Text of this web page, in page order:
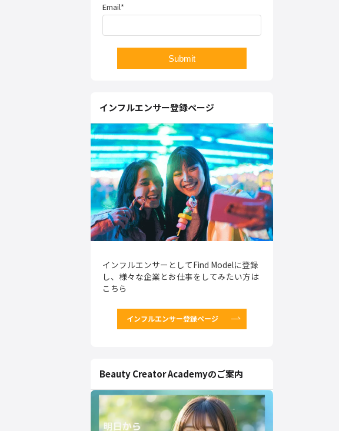
Email*
インフルエンサー登録ページ
インフルエンサーとしてFind Modelに登録
し、様々な企業とお仕事をしてみたい方は
こちら
インフルエンサー登録ページ
Beauty Creator Academyのご案内